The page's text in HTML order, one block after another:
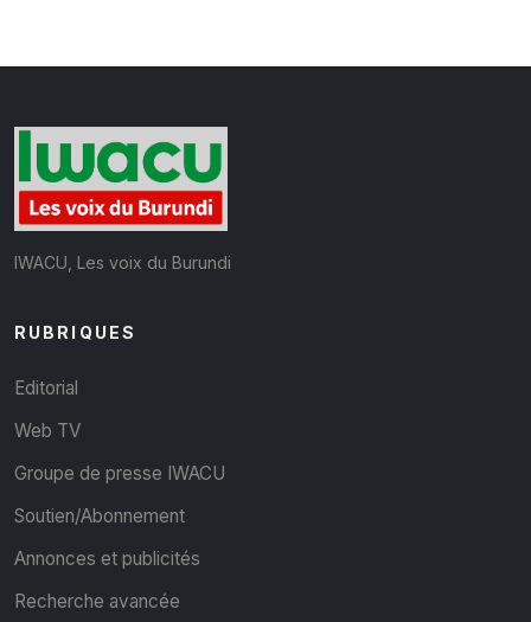
IWACU, Les voix du Burundi
RUBRIQUES
Editorial
Web TV
Groupe de presse IWACU
Soutien/Abonnement
Annonces et publicités
Recherche avancée